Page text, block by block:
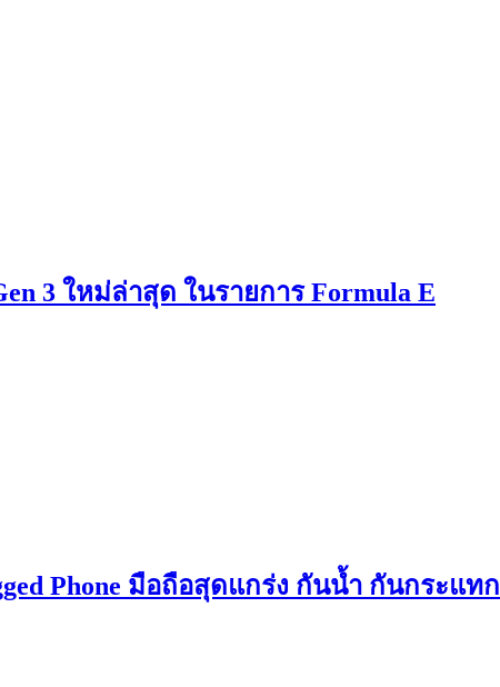
3 ใหม่ล่าสุด ในรายการ Formula E
Phone มือถือสุดแกร่ง กันน้ำ กันกระแทก